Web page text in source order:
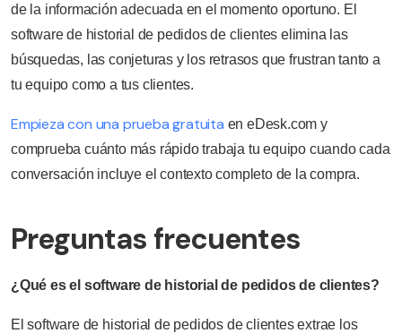
de la información adecuada en el momento oportuno. El
software de historial de pedidos de clientes elimina las
búsquedas, las conjeturas y los retrasos que frustran tanto a
tu equipo como a tus clientes.
Empieza con una prueba gratuita en eDesk.com y
comprueba cuánto más rápido trabaja tu equipo cuando cada
conversación incluye el contexto completo de la compra.
Preguntas frecuentes
¿Qué es el software de historial de pedidos de clientes?
El software de historial de pedidos de clientes extrae los